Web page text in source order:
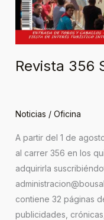
Revista 356
Noticias / Oficina
A partir del 1 de
al carrer 356 en los
adquirirla
contiene 32 páginas
publicidades,